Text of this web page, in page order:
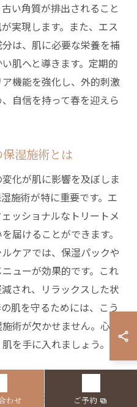
い角質が排出されること
実現します。また、エス
は、肌に必要な栄養を補
肌へと導きます。定期的
機能を強化し、外的刺激
自信を持って春を迎えら
湿施術とは
化が肌に影響を及ぼしま
施術が特に重要です。エ
ッショナルなトリートメ
届けることができます。
ケアでは、保湿パックや
ューが効果的です。これ
され、リラックスした状
肌を守るためには、こう
術が欠かせません。心身
を手に入れましょう。
促す春限定のエ
わせ ご予約